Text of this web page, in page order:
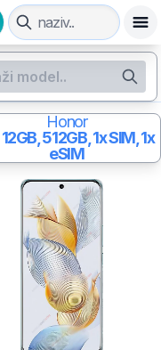
Honor
12GB, 512GB, 1x SIM, 1x
eSIM